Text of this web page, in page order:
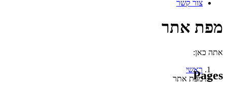
צור קשר
מפת אתר
אתה כאן:
ראשי
מפת אתרPages